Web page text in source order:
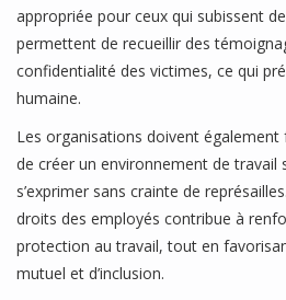
appropriée pour ceux qui subissent
permettent de recueillir des
confidentialité des victimes, ce qui
humaine.
Les organisations doivent
de créer un environnement de travail
s’exprimer sans crainte de
droits des employés contribue à
protection au travail, tout en
mutuel et d’inclusion.